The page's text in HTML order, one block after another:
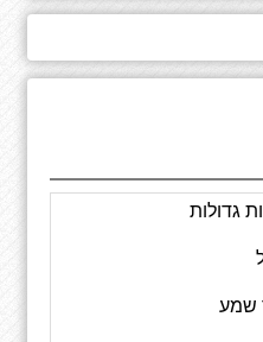
גדולות
שמע